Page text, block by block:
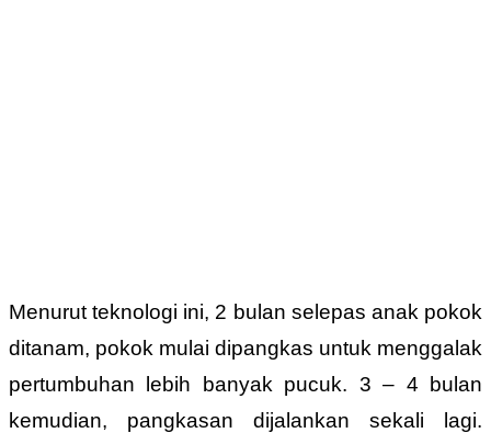
Menurut teknologi ini, 2 bulan selepas anak pokok
ditanam, pokok mulai dipangkas untuk menggalak
pertumbuhan lebih banyak pucuk. 3 – 4 bulan
kemudian, pangkasan dijalankan sekali lagi.